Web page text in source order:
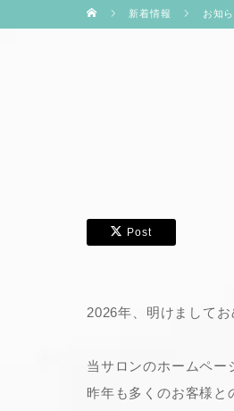
新着情報 お知
Post
2026年、明けまして
当サロンのホームペー
昨年も多くのお客様と